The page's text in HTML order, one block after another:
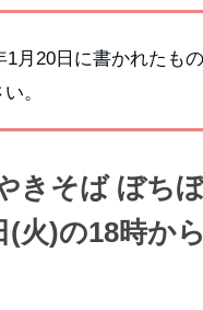
1月20日に書かれたも
。
きそば ぼち
(火)の18時から